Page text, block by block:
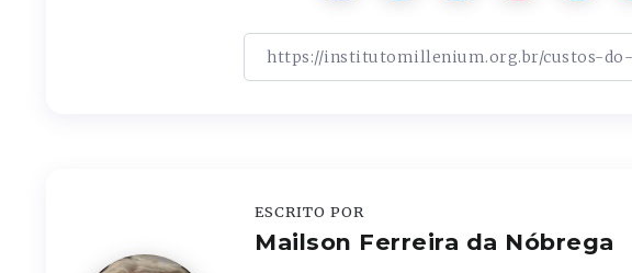
ESCRITO POR
Mailson Ferreira da Nóbrega